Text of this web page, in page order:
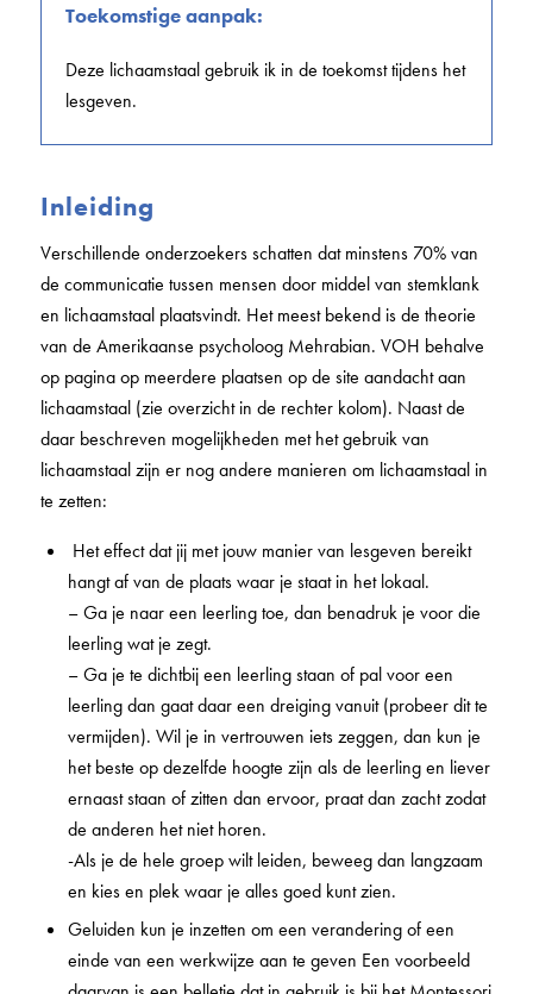
Toekomstige aanpak:
Deze lichaamstaal gebruik ik in de toekomst tijdens het
lesgeven.
Inleiding
Verschillende onderzoekers schatten dat minstens 70% van
de communicatie tussen mensen door middel van stemklank
en lichaamstaal plaatsvindt. Het meest bekend is de theorie
van de Amerikaanse psycholoog Mehrabian. VOH behalve
op pagina op meerdere plaatsen op de site aandacht aan
lichaamstaal (zie overzicht in de rechter kolom). Naast de
daar beschreven mogelijkheden met het gebruik van
lichaamstaal zijn er nog andere manieren om lichaamstaal in
te zetten:
Het effect dat jij met jouw manier van lesgeven bereikt
hangt af van de plaats waar je staat in het lokaal.
– Ga je naar een leerling toe, dan benadruk je voor die
leerling wat je zegt.
– Ga je te dichtbij een leerling staan of pal voor een
leerling dan gaat daar een dreiging vanuit (probeer dit te
vermijden). Wil je in vertrouwen iets zeggen, dan kun je
het beste op dezelfde hoogte zijn als de leerling en liever
ernaast staan of zitten dan ervoor, praat dan zacht zodat
de anderen het niet horen.
-Als je de hele groep wilt leiden, beweeg dan langzaam
en kies en plek waar je alles goed kunt zien.
Geluiden kun je inzetten om een verandering of een
einde van een werkwijze aan te geven Een voorbeeld